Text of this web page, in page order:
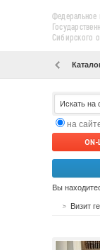
Федеральное
Сибирского
на
Вы
Визит